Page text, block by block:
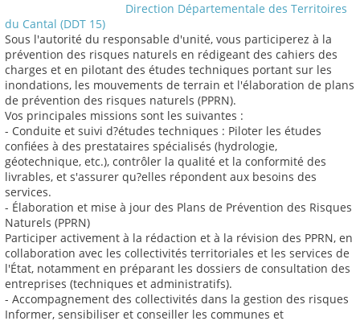
Direction Départementale des Territoires
du Cantal (DDT 15)
Sous l'autorité du responsable d'unité, vous participerez à la
prévention des risques naturels en rédigeant des cahiers des
charges et en pilotant des études techniques portant sur les
inondations, les mouvements de terrain et l'élaboration de plans
de prévention des risques naturels (PPRN).
Vos principales missions sont les suivantes :
- Conduite et suivi d?études techniques : Piloter les études
confiées à des prestataires spécialisés (hydrologie,
géotechnique, etc.), contrôler la qualité et la conformité des
livrables, et s'assurer qu?elles répondent aux besoins des
services.
- Élaboration et mise à jour des Plans de Prévention des Risques
Naturels (PPRN)
Participer activement à la rédaction et à la révision des PPRN, en
collaboration avec les collectivités territoriales et les services de
l'État, notamment en préparant les dossiers de consultation des
entreprises (techniques et administratifs).
- Accompagnement des collectivités dans la gestion des risques
Informer, sensibiliser et conseiller les communes et